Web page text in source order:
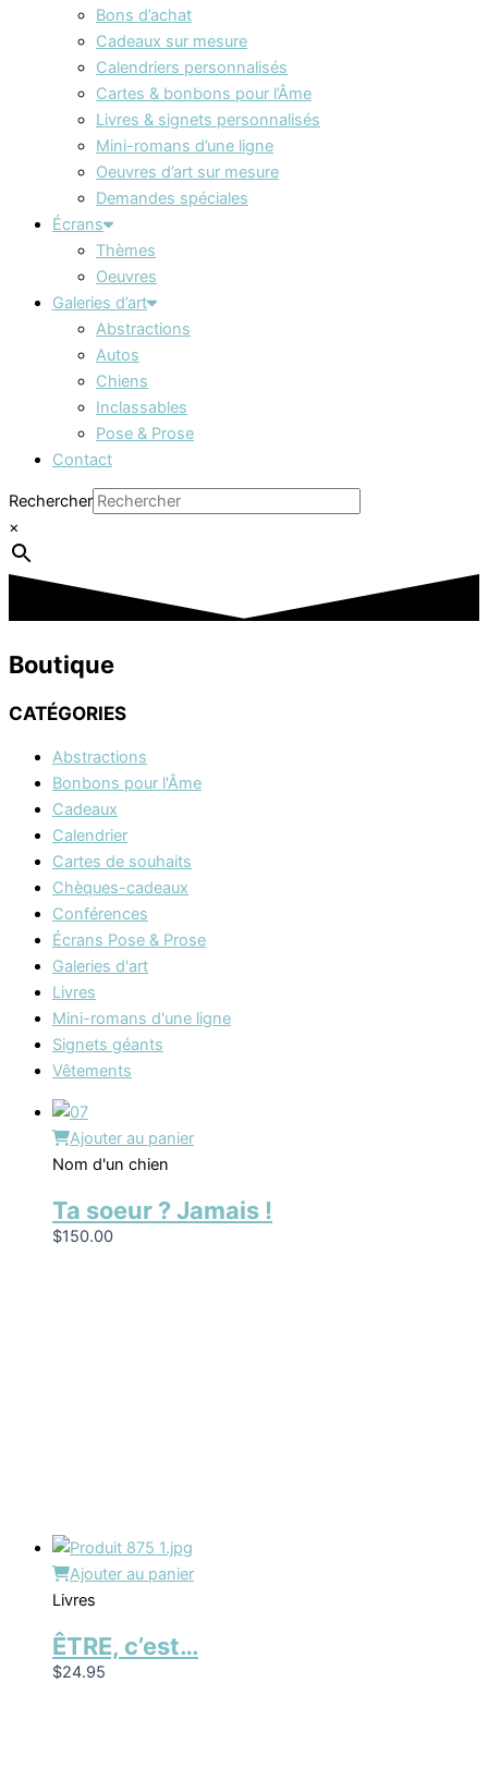
Bons d’achat
Cadeaux sur mesure
Calendriers personnalisés
Cartes & bonbons pour l’Âme
Livres & signets personnalisés
Mini-romans d’une ligne
Oeuvres d’art sur mesure
Demandes spéciales
Écrans
Thèmes
Oeuvres
Galeries d’art
Abstractions
Autos
Chiens
Inclassables
Pose & Prose
Contact
Rechercher
×
Boutique
CATÉGORIES
Abstractions
Bonbons pour l'Âme
Cadeaux
Calendrier
Cartes de souhaits
Chèques-cadeaux
Conférences
Écrans Pose & Prose
Galeries d'art
Livres
Mini-romans d'une ligne
Signets géants
Vêtements
Ajouter au panier
Nom d'un chien
Ta soeur ? Jamais !
$150.00
Ajouter au panier
Livres
ÊTRE, c’est…
$24.95